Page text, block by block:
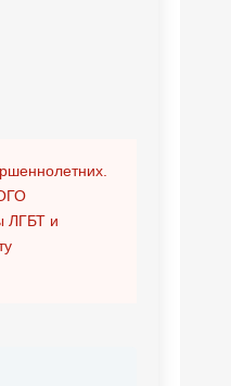
ЛГБТ и